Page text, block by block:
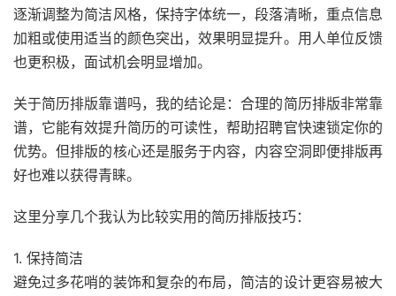
逐渐调整为简洁风格，保持字体统一，段落清晰，重点信息
加粗或使用适当的颜色突出，效果明显提升。用人单位反馈
也更积极，面试机会明显增加。
关于简历排版靠谱吗，我的结论是：合理的简历排版非常靠
谱，它能有效提升简历的可读性，帮助招聘官快速锁定你的
优势。但排版的核心还是服务于内容，内容空洞即便排版再
好也难以获得青睐。
这里分享几个我认为比较实用的简历排版技巧：
1. 保持简洁
避免过多花哨的装饰和复杂的布局，简洁的设计更容易被大